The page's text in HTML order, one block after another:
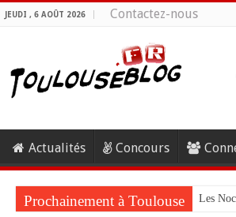
JEUDI , 6 AOÛT 2026 Contactez-nous
Actualités Concours
Prochainement à Toulouse Les